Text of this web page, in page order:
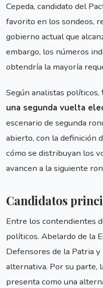
Cepeda, candidato del
favorito en los sondeos,
gobierno actual que
embargo, los números
obtendría la mayoría
Según analistas políticos,
una segunda vuelta
escenario de segunda
abierto, con la definición
cómo se distribuyan los
avancen a la siguiente
Candidatos
Entre los contendientes
políticos. Abelardo de la
Defensores de la Patria
alternativa. Por su parte,
presenta como una